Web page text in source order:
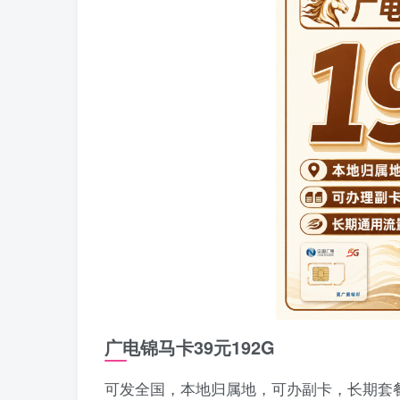
广电锦马卡39元192G
可发全国，本地归属地，可办副卡，长期套